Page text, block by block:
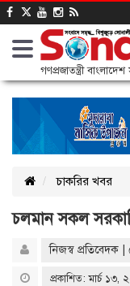
গণপ্রজাতন্ত্রী
চাকরির খবর
চলমান সকল
নিজস্ব প্রতিবেদক
প্রকাশিত: মার্চ